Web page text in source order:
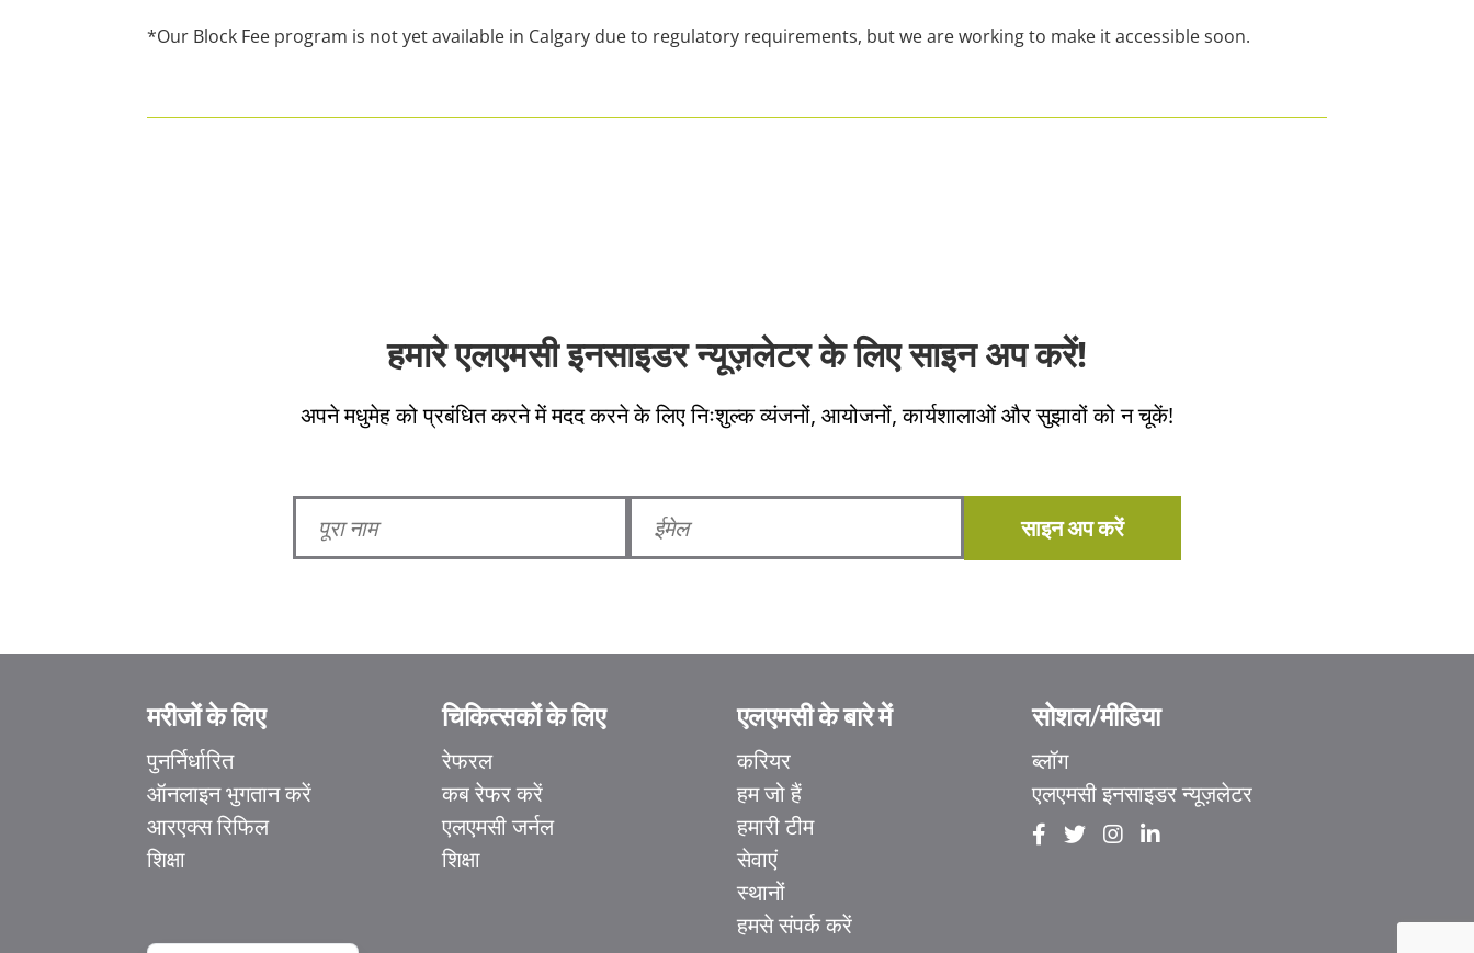
*Our Block Fee program is not yet available in Calgary due to regulatory requirements, but we are working to make it accessible soon.
हमारे एलएमसी इनसाइडर न्यूज़लेटर के लिए साइन अप करें!
अपने मधुमेह को प्रबंधित करने में मदद करने के लिए निःशुल्क व्यंजनों, आयोजनों, कार्यशालाओं और सुझावों को न चूकें!
साइन अप करें
मरीजों के लिए
पुनर्निर्धारित
ऑनलाइन भुगतान करें
आरएक्स रिफिल
शिक्षा
चिकित्सकों के लिए
रेफरल
कब रेफर करें
एलएमसी जर्नल
शिक्षा
एलएमसी के बारे में
करियर
हम जो हैं
हमारी टीम
सेवाएं
स्थानों
हमसे संपर्क करें
सोशल/मीडिया
ब्लॉग
एलएमसी इनसाइडर न्यूज़लेटर
简体中文
香港中文
Italiano
Ελληνικά